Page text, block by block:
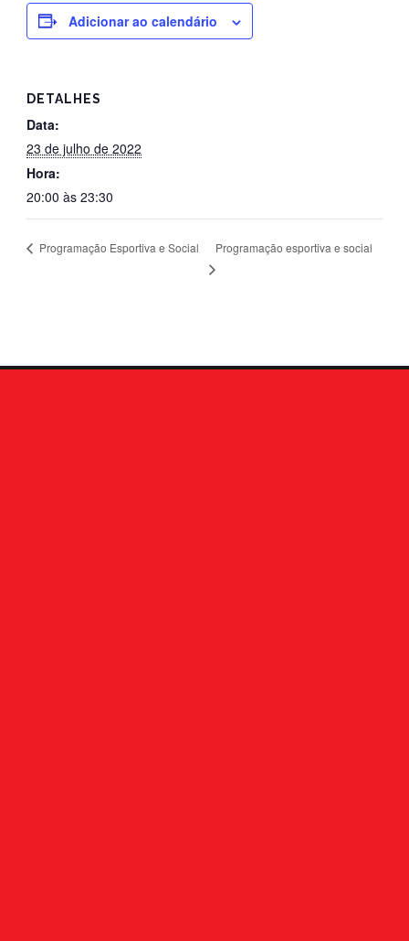
Adicionar ao calendário
DETALHES
Data:
23 de julho de 2022
Hora:
20:00 às 23:30
Programação Esportiva e Social Programação esportiva e social